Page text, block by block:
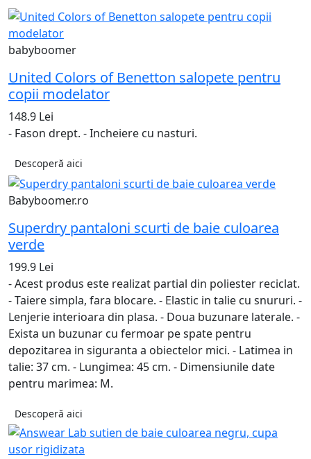
babyboomer
United Colors of Benetton salopete pentru
copii modelator
148.9 Lei
- Fason drept. - Incheiere cu nasturi.
Descoperă aici
Babyboomer.ro
Superdry pantaloni scurti de baie culoarea
verde
199.9 Lei
- Acest produs este realizat partial din poliester reciclat.
- Taiere simpla, fara blocare. - Elastic in talie cu snururi. -
Lenjerie interioara din plasa. - Doua buzunare laterale. -
Exista un buzunar cu fermoar pe spate pentru
depozitarea in siguranta a obiectelor mici. - Latimea in
talie: 37 cm. - Lungimea: 45 cm. - Dimensiunile date
pentru marimea: M.
Descoperă aici